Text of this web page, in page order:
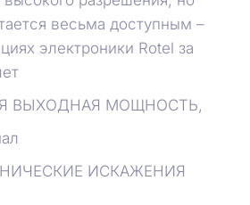
весьма доступным –
электроники Rotel за
ВЫХОДНАЯ МОЩНОСТЬ,
ИСКАЖЕНИЯ